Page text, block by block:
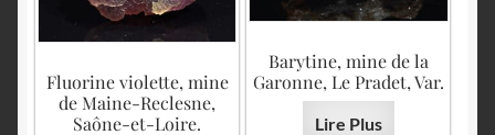
Barytine, mine de la
Garonne, Le Pradet, Var.
Lire Plus
Fluorine violette, mine
de Maine-Reclesne,
Saône-et-Loire.